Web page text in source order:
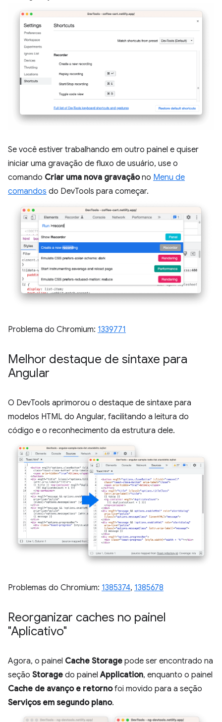
Se você estiver trabalhando em outro painel e quiser
iniciar uma gravação de fluxo de usuário, use o
comando Criar uma nova gravaçãono Menu de
comandos do DevTools para começar.
Problema do Chromium: 1339771
Melhor destaque de sintaxe para
Angular
O DevTools aprimorou o destaque de sintaxe para
modelos HTML do Angular, facilitando a leitura do
código e o reconhecimento da estrutura dele.
Problemas do Chromium: 1385374, 1385678
Reorganizar caches no painel
"Aplicativo"
Agora, o painel Cache Storage pode ser encontrado na
seção Storage do painelApplication, enquanto o painel
Cache de avanço e retornofoi movido para a seção
Serviços em segundo plano.